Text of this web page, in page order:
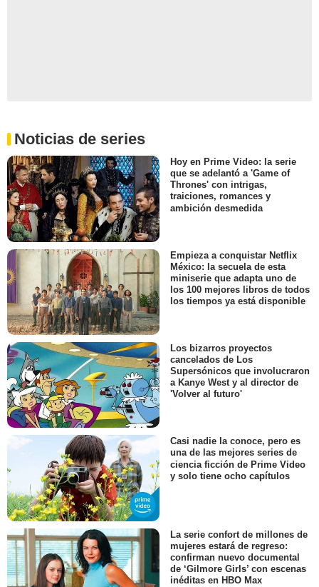
Noticias de series
Hoy en Prime Video: la serie
que se adelantó a 'Game of
Thrones' con intrigas,
traiciones, romances y
ambición desmedida
Empieza a conquistar Netflix
México: la secuela de esta
miniserie que adapta uno de
los 100 mejores libros de todos
los tiempos ya está disponible
Los bizarros proyectos
cancelados de Los
Supersónicos que involucraron
a Kanye West y al director de
'Volver al futuro'
Casi nadie la conoce, pero es
una de las mejores series de
ciencia ficción de Prime Video
y solo tiene ocho capítulos
La serie confort de millones de
mujeres estará de regreso:
confirman nuevo documental
de ‘Gilmore Girls’ con escenas
inéditas en HBO Max